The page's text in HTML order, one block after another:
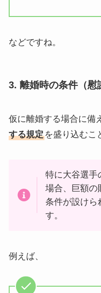
などですね。
3. 離婚時の条件（慰
仮に離婚する場合に備
する規定を盛り込むこ
特に大谷選手
場合、巨額の
条件が設けら
す。
例えば、